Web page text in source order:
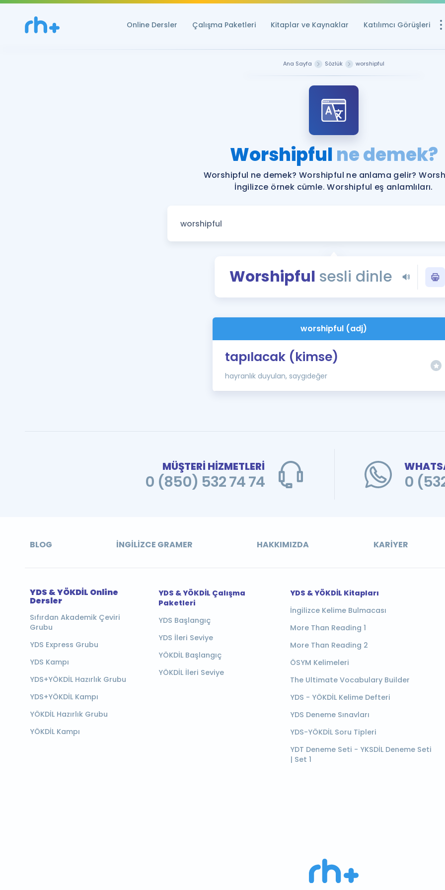
Online Dersler Çalışma Paketleri Kitaplar ve Kaynaklar Katılımcı Görüşleri
YDS ve YÖKDİL
YDS ve YÖKDİL'e
Tüm ÖSYM
YDS - YÖKDİL
İngilizce
Ana Sayfa Sözlük worshipful
Worshipfulne demek?
Worshipful ne demek? Worshipful ne anlama gelir?
İngilizce örnek cümle. Worshipful eş anlamlıları.
Worshipful sesli dinle
worshipful (adj)
tapılacak (kimse)
hayranlık duyulan, saygıdeğer
MÜŞTERİ HİZMETLERİ
0 (850) 532 74 74 0
BLOG İNGILIZCE GRAMER HAKKIMIZDA KARIYER
YDS & YÖKDİL Online
Dersler
Sıfırdan Akademik Çeviri
Grubu
YDS Express Grubu
YDS Kampı
YDS+YÖKDİL Hazırlık Grubu
YDS+YÖKDİL Kampı
YÖKDİL Hazırlık Grubu
YÖKDİL Kampı
YDS & YÖKDİL Çalışma
Paketleri
YDS Başlangıç
YDS İleri Seviye
YÖKDİL Başlangıç
YÖKDİL İleri Seviye
YDS & YÖKDİL Kitapları
İngilizce Kelime Bulmacası
More Than Reading 1
More Than Reading 2
ÖSYM Kelimeleri
The Ultimate Vocabulary Builder
YDS - YÖKDİL Kelime Defteri
YDS Deneme Sınavları
YDS-YÖKDİL Soru Tipleri
YDT Deneme Seti - YKSDİL Deneme Seti
| Set 1